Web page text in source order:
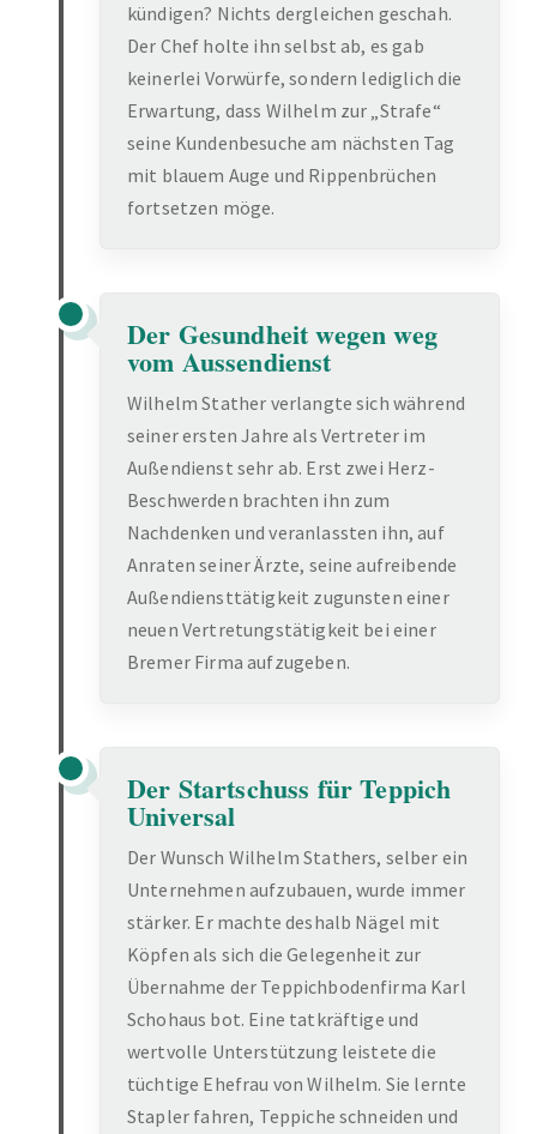
kündigen? Nichts dergleichen geschah.
Der Chef holte ihn selbst ab, es gab
keinerlei Vorwürfe, sondern lediglich die
Erwartung, dass Wilhelm zur „Strafe“
seine Kundenbesuche am nächsten Tag
mit blauem Auge und Rippenbrüchen
fortsetzen möge.
Der Gesundheit wegen weg
vom Aussendienst
Wilhelm Stather verlangte sich während
seiner ersten Jahre als Vertreter im
Außendienst sehr ab. Erst zwei Herz-
Beschwerden brachten ihn zum
Nachdenken und veranlassten ihn, auf
Anraten seiner Ärzte, seine aufreibende
Außendiensttätigkeit zugunsten einer
neuen Vertretungstätigkeit bei einer
Bremer Firma aufzugeben.
Der Startschuss für Teppich
Universal
Der Wunsch Wilhelm Stathers, selber ein
Unternehmen aufzubauen, wurde immer
stärker. Er machte deshalb Nägel mit
Köpfen als sich die Gelegenheit zur
Übernahme der Teppichbodenfirma Karl
Schohaus bot. Eine tatkräftige und
wertvolle Unterstützung leistete die
tüchtige Ehefrau von Wilhelm. Sie lernte
Stapler fahren, Teppiche schneiden und